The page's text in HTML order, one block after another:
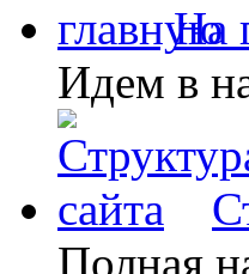
На
Идем в
Полная